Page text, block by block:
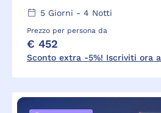
5Giorni - 4 Notti
Prezzo per persona da
€ 452
Sconto extra -5%! Iscriviti ora